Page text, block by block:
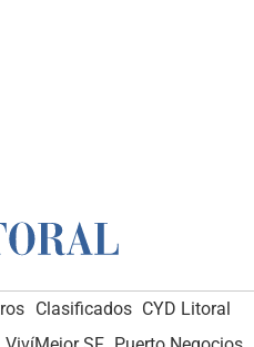
Clasificados CYD Litoral